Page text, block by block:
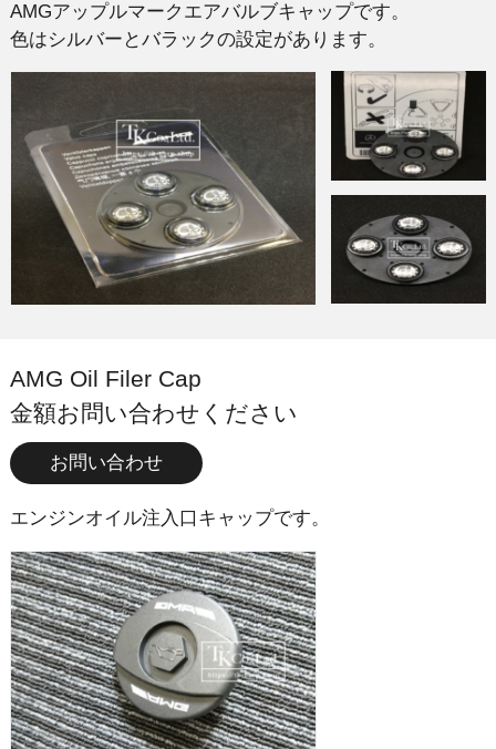
AMGアップルマークエアバルブキャップです。
色はシルバーとバラックの設定があります。
AMG Oil Filer Cap
金額お問い合わせください
お問い合わせ
エンジンオイル注入口キャップです。